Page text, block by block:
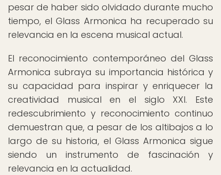
pesar de haber sido olvidado durante mucho
tiempo, el Glass Armonica ha recuperado su
relevancia en la escena musical actual.
El reconocimiento contemporáneo del Glass
Armonica subraya su importancia histórica y
su capacidad para inspirar y enriquecer la
creatividad musical en el siglo XXI. Este
redescubrimiento y reconocimiento continuo
demuestran que, a pesar de los altibajos a lo
largo de su historia, el Glass Armonica sigue
siendo un instrumento de fascinación y
relevancia en la actualidad.